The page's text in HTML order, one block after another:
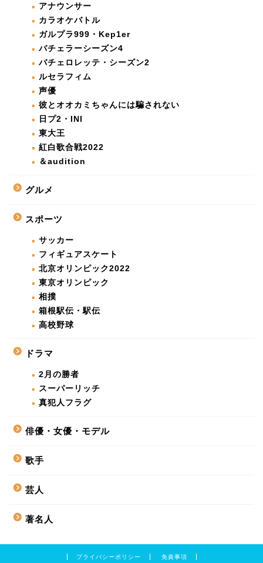
アナウンサー
カラオケバトル
ガルプラ999・Kep1er
バチェラーシーズン4
バチェロレッテ・シーズン2
ルセラフィム
声優
彼とオオカミちゃんには騙されない
日プ2・INI
東大王
紅白歌合戦2022
＆audition
グルメ
スポーツ
サッカー
フィギュアスケート
北京オリンピック2022
東京オリンピック
相撲
箱根駅伝・駅伝
高校野球
ドラマ
2月の勝者
スーパーリッチ
真犯人フラグ
俳優・女優・モデル
歌手
芸人
著名人
プライバシーポリシー 免責事項